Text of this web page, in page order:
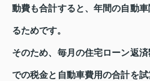
動費も合計すると、年間の自動
るためです。
そのため、毎月の住宅ローン返
での税金と自動車費用の合計を